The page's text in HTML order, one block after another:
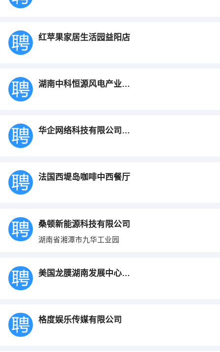
红苹果家居生活园益阳店
湖南中科恒源风电产业科技有限公司
华企网络科技有限公司益阳分公司
法国西堤岛咖啡中西餐厅
桑顿新能源科技有限公司
湖南省湘潭市九华工业园
美国龙膜湖南发展中心益阳总代理
格度娱乐传媒有限公司